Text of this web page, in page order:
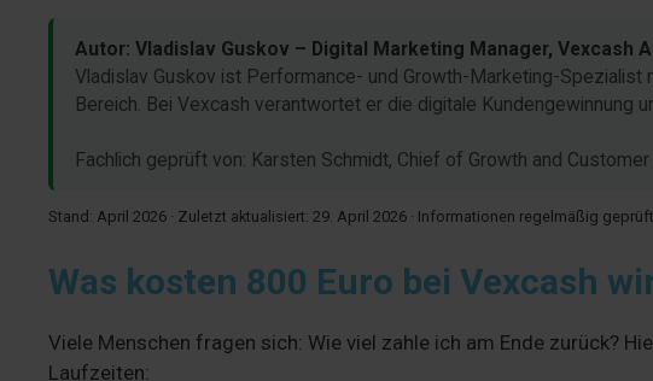
Autor: Vladislav Guskov – Digital Marketing Manager, Vexcash
Vladislav Guskov ist Performance- und Growth-Marketing-Spezialist
Bereich. Bei Vexcash verantwortet er die digitale Kundengewinnung
Fachlich geprüft von: Karsten Schmidt, Chief of Growth and
Stand: April 2026 · Zuletzt aktualisiert: 29. April 2026 · Informationen regelmäßig geprüft.
Was kosten 800 Euro bei Vexcash
Viele Menschen fragen sich: Wie viel zahle ich am Ende zurück?
Laufzeiten: